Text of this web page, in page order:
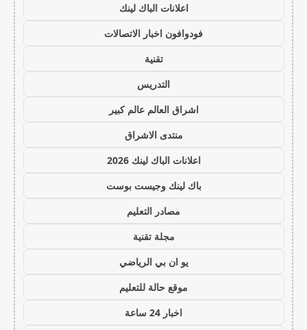
اعلانات الباك لينك
فودوافون اخبار الاتصالات
تقنية
التدريس
اشراق العالم عالم كبير
منتدى الاشراق
اعلانات الباك لينك 2026
باك لينك وجيست بوست
مصادر التعليم
مجلة تقنية
يو ان بي الرياضي
موقع حالة للتعليم
اخبار 24 ساعة